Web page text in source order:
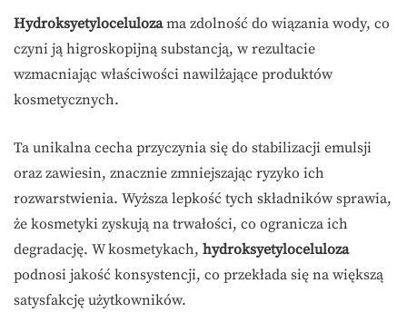
Hydroksyetylocelulozama zdolność do wiązania wody, co
czyni ją higroskopijną substancją, w rezultacie
wzmacniając właściwości nawilżające produktów
kosmetycznych.
Ta unikalna cecha przyczynia się do stabilizacji emulsji
oraz zawiesin, znacznie zmniejszając ryzyko ich
rozwarstwienia. Wyższa lepkość tych składników sprawia,
że kosmetyki zyskują na trwałości, co ogranicza ich
degradację. W kosmetykach, hydroksyetyloceluloza
podnosi jakość konsystencji, co przekłada się na większą
satysfakcję użytkowników.